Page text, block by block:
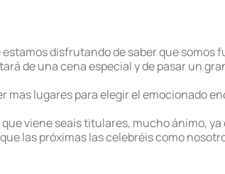
disfrutando de saber que
de una cena especial y de pasar un
mas lugares para elegir el emocionado
viene seais titulares, mucho ánimo,
las próximas las celebréis como